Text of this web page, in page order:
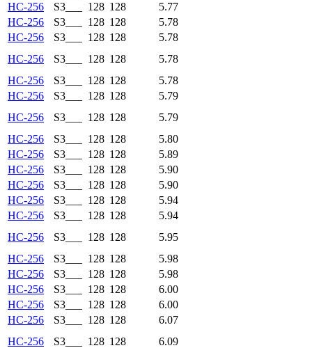
HC-256
S3___ 128 128
5.77
HC-256
S3___ 128 128
5.78
HC-256
S3___ 128 128
5.78
HC-256
S3___ 128 128
5.78
HC-256
S3___ 128 128
5.78
HC-256
S3___ 128 128
5.79
HC-256
S3___ 128 128
5.79
HC-256
S3___ 128 128
5.80
HC-256
S3___ 128 128
5.89
HC-256
S3___ 128 128
5.90
HC-256
S3___ 128 128
5.90
HC-256
S3___ 128 128
5.94
HC-256
S3___ 128 128
5.94
HC-256
S3___ 128 128
5.95
HC-256
S3___ 128 128
5.98
HC-256
S3___ 128 128
5.98
HC-256
S3___ 128 128
6.00
HC-256
S3___ 128 128
6.00
HC-256
S3___ 128 128
6.07
HC-256
S3___ 128 128
6.09